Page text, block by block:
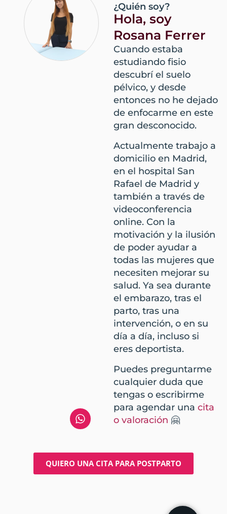
¿Quién soy?
Hola, soy
Rosana Ferrer
Cuando estaba
estudiando fisio
descubrí el suelo
pélvico, y desde
entonces no he dejado
de enfocarme en este
gran desconocido.
Actualmente trabajo a
domicilio en Madrid,
en el hospital San
Rafael de Madrid y
también a través de
videoconferencia
online. Con la
motivación y la ilusión
de poder ayudar a
todas las mujeres que
necesiten mejorar su
salud. Ya sea durante
el embarazo, tras el
parto, tras una
intervención, o en su
día a día, incluso si
eres deportista.
Puedes preguntarme
cualquier duda que
tengas o escribirme
para agendar una cita
o valoración 🤗
QUIERO UNA CITA PARA POSTPARTO